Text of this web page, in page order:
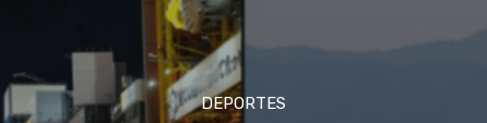
DEPORTES